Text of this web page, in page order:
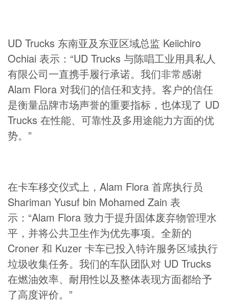
UD Trucks 东南亚及东亚区域总监 Keiichiro
Ochiai 表示：“UD Trucks 与陈唱工业用具私人
有限公司一直携手履行承诺。我们非常感谢
Alam Flora 对我们的信任和支持。客户的信任
是衡量品牌市场声誉的重要指标，也体现了 UD
Trucks 在性能、可靠性及多用途能力方面的优
势。”
在卡车移交仪式上，Alam Flora 首席执行员
Shariman Yusuf bin Mohamed Zain 表
示：“Alam Flora 致力于提升固体废弃物管理水
平，并将公共卫生作为优先事项。全新的
Croner 和 Kuzer 卡车已投入特许服务区域执行
垃圾收集任务。我们的车队团队对 UD Trucks
在燃油效率、耐用性以及整体表现方面都给予
了高度评价。”